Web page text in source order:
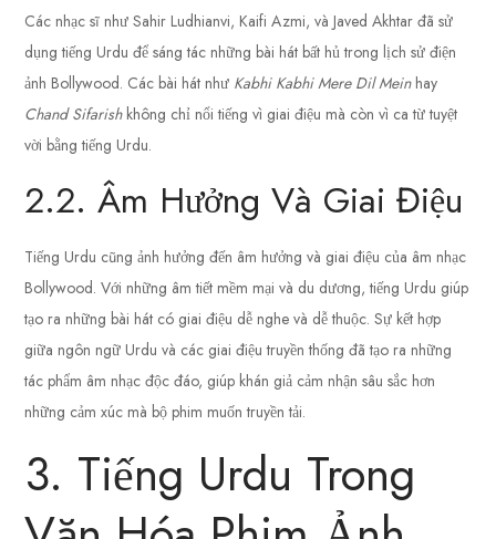
Các nhạc sĩ như Sahir Ludhianvi, Kaifi Azmi, và Javed Akhtar đã sử
dụng tiếng Urdu để sáng tác những bài hát bất hủ trong lịch sử điện
ảnh Bollywood. Các bài hát như Kabhi Kabhi Mere Dil Meinhay
Chand Sifarishkhông chỉ nổi tiếng vì giai điệu mà còn vì ca từ tuyệt
vời bằng tiếng Urdu.
2.2. Âm Hưởng Và Giai Điệu
Tiếng Urdu cũng ảnh hưởng đến âm hưởng và giai điệu của âm nhạc
Bollywood. Với những âm tiết mềm mại và du dương, tiếng Urdu giúp
tạo ra những bài hát có giai điệu dễ nghe và dễ thuộc. Sự kết hợp
giữa ngôn ngữ Urdu và các giai điệu truyền thống đã tạo ra những
tác phẩm âm nhạc độc đáo, giúp khán giả cảm nhận sâu sắc hơn
những cảm xúc mà bộ phim muốn truyền tải.
3. Tiếng Urdu Trong